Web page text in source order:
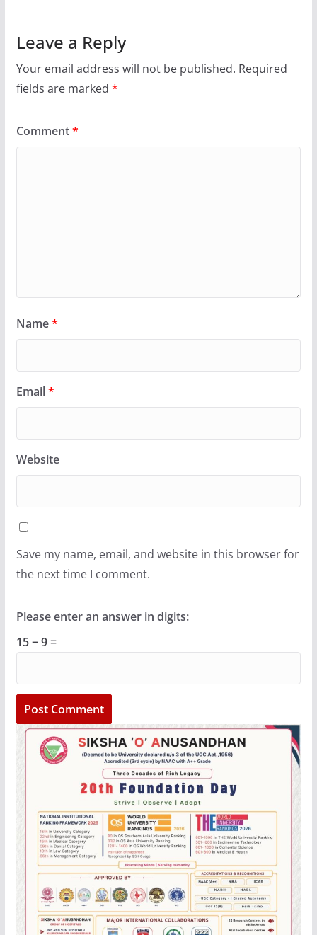
Leave a Reply
Your email address will not be published. Required
fields are marked *
Comment*
Name*
Email*
Website
Save my name, email, and website in this browser for
the next time I comment.
Please enter an answer in digits:
15 − 9 =